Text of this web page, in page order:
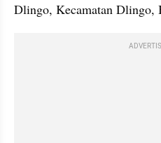
Dlingo, Kecamatan Dlingo,